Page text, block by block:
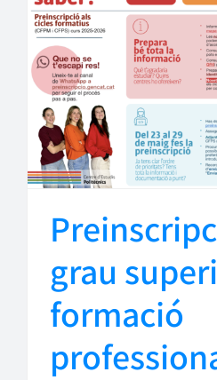
grau
formació